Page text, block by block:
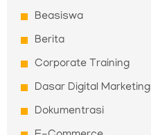
Beasiswa
Berita
Corporate Training
Dasar Digital Marketing
Dokumentrasi